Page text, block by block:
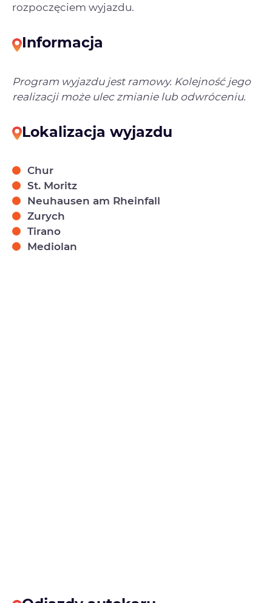
rozpoczęciem wyjazdu.
Informacja
Program wyjazdu jest ramowy. Kolejność jego
realizacji może ulec zmianie lub odwróceniu.
Lokalizacja wyjazdu
Chur
St. Moritz
Neuhausen am Rheinfall
Zurych
Tirano
Mediolan